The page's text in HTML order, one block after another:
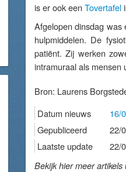
is er ook een Tovertafel​
Afgelopen dinsdag was
hulpmiddelen. De
patiënt. Zij werken
intramuraal als mensen
Bron: Laurens
Datum nieuws
16/
Gepubliceerd
22/
Laatste update
22/
Bekijk hier meer artikels